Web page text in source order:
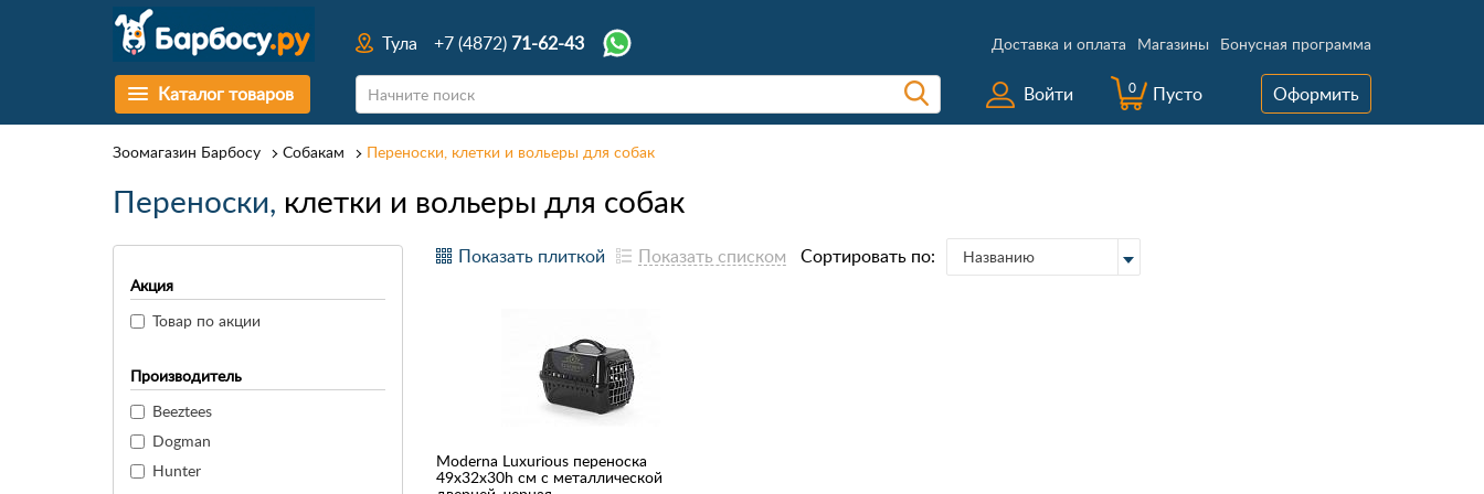
Тула +7 (4872) 71-62-43 Доставка и оплата Магазины Бонусная программа
Каталог товаров Войти 0 Пусто Оформить
Зоомагазин Барбосу Собакам Переноски, клетки и вольеры для собак
Переноски, клетки и вольеры для собак
Акция
Товар по акции
Производитель
Beeztees
Dogman
Hunter
Показать плиткой Показать списком Сортировать по: Названию
Moderna Luxurious переноска
49x32x30h см с металлической